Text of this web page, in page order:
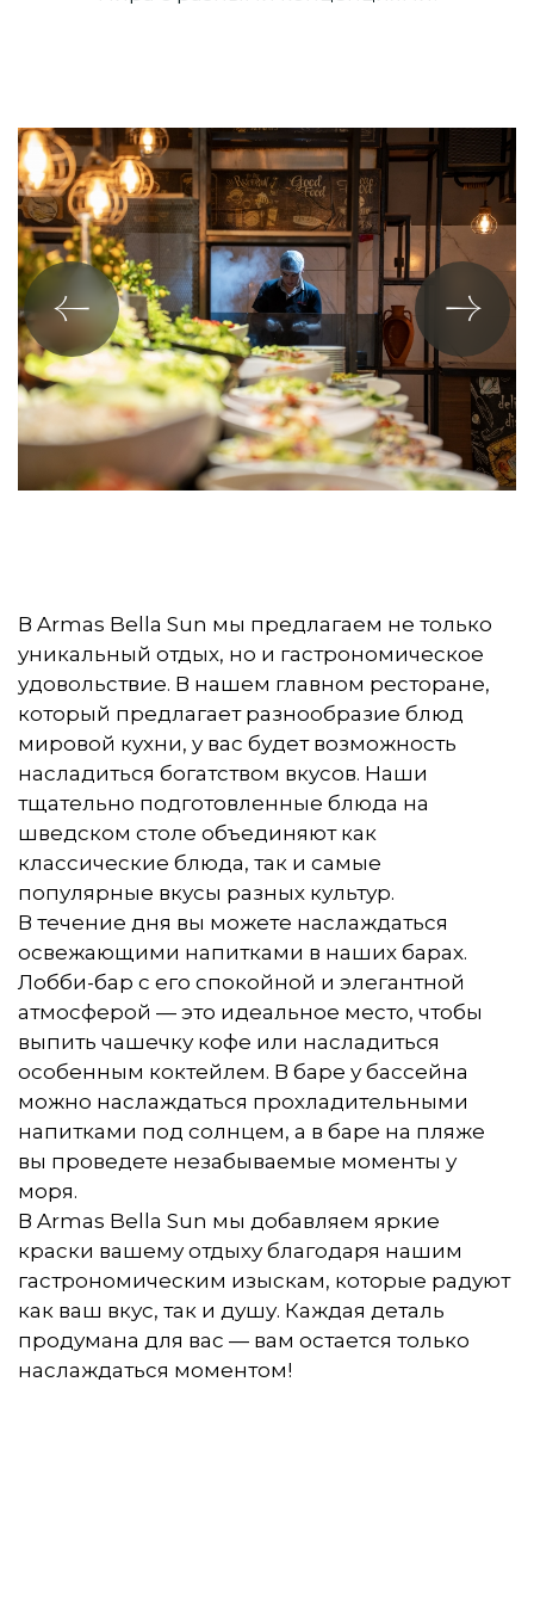
В Armas Bella Sun мы предлагаем не только
уникальный отдых, но и гастрономическое
удовольствие. В нашем главном ресторане,
который предлагает разнообразие блюд
мировой кухни, у вас будет возможность
насладиться богатством вкусов. Наши
тщательно подготовленные блюда на
шведском столе объединяют как
классические блюда, так и самые
популярные вкусы разных культур.
В течение дня вы можете наслаждаться
освежающими напитками в наших барах.
Лобби-бар с его спокойной и элегантной
атмосферой — это идеальное место, чтобы
выпить чашечку кофе или насладиться
особенным коктейлем. В баре у бассейна
можно наслаждаться прохладительными
напитками под солнцем, а в баре на пляже
вы проведете незабываемые моменты у
моря.
В Armas Bella Sun мы добавляем яркие
краски вашему отдыху благодаря нашим
гастрономическим изыскам, которые радуют
как ваш вкус, так и душу. Каждая деталь
продумана для вас — вам остается только
наслаждаться моментом!